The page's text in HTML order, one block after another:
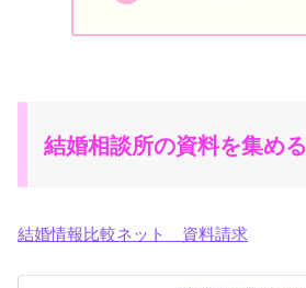
結婚相談所の資料を集める
結婚情報比較ネット 資料請求